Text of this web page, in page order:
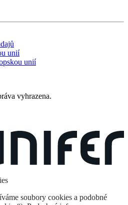
unií
unií
vyhrazena.
soubory cookies a podobné